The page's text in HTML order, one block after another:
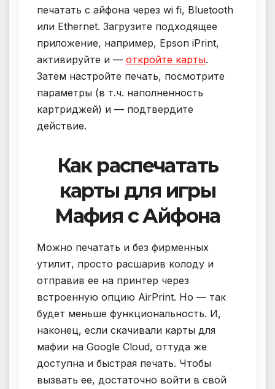
печатать с айфона через wi fi, Bluetooth
или Ethernet. Загрузите подходящее
приложение, например, Epson iPrint,
активируйте и — откройте карты.
Затем настройте печать, посмотрите
параметры (в т.ч. наполненность
картриджей) и — подтвердите
действие.
Как распечатать
карты для игры
Мафия с Айфона
Можно печатать и без фирменных
утилит, просто расшарив колоду и
отправив ее на принтер через
встроенную опцию AirPrint. Но — так
будет меньше функциональность. И,
наконец, если скачивали карты для
мафии на Google Cloud, оттуда же
доступна и быстрая печать. Чтобы
вызвать ее, достаточно войти в свой